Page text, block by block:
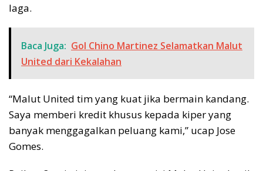
laga.
Baca Juga: Gol Chino Martinez Selamatkan Malut
United dari Kekalahan
“Malut United tim yang kuat jika bermain kandang.
Saya memberi kredit khusus kepada kiper yang
banyak menggagalkan peluang kami,” ucap Jose
Gomes.